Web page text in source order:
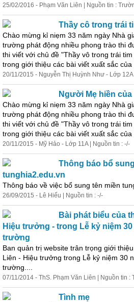
25/02/2016 - Phạm Văn Liên | Nguồn tin :
Thầy cô trong trái
Chào mừng kỉ niẹm 33 năm ngày Nhà
trường phát động nhiều phong trào thi
thi viết với chủ đề "Thầy vô trong trái
trong giới thiệu các bài viết xuất sắc của
20/11/2015 - Nguyễn Thị Huỳnh Như - Lớp
Người Mẹ hiền
Chào mừng kỉ niẹm 33 năm ngày Nhà
trường phát động nhiều phong trào thi
thi viết với chủ đề "Thầy vô trong trái
trong giới thiệu các bài viết xuất sắc của
20/11/2015 - Mỹ Hảo - Lớp 11A | Nguồn tin : -/-
Thông báo bổ
tunghia2.edu.vn
Thông báo về việc bổ sung tên miền
26/09/2015 - Lê Hiếu | Nguồn tin : -/-
Bài phát biểu của
Hiệu trưởng - trong Lễ kỷ niệm
trường
Ban quản trị website trân trọng giới
Liên - Hiệu trưởng trong Lễ kỷ niệm 30
trường....
07/11/2014 - ThS. Phạm Văn Liên | Nguồn tin
Tình mẹ